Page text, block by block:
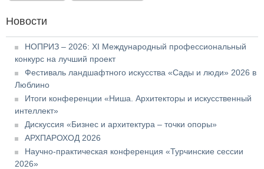
Новости
НОПРИЗ – 2026: XI Международный профессиональный
конкурс на лучший проект
Фестиваль ландшафтного искусства «Сады и люди» 2026 в
Люблино
Итоги конференции «Ниша. Архитекторы и искусственный
интеллект»
Дискуссия «Бизнес и архитектура – точки опоры»
АРХПАРОХОД 2026
Научно-практическая конференция «Турчинские сессии
2026»